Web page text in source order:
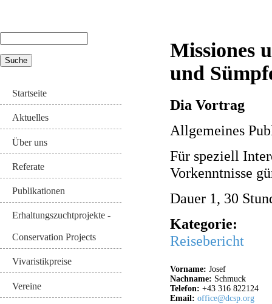
Suchformular
Startseite
Aktuelles
Über uns
Referate
Publikationen
Erhaltungszuchtprojekte -
Conservation Projects
Vivaristikpreise
Vereine
Missiones
und
Dia Vortrag
Allgemeines
Für speziell
Vorkenntnisse
Dauer 1, 30
Kategorie:
Reisebericht
Vorname: Josef
Nachname: Schmuck
Telefon: +43 316 822124
Email: office@dcsp.org